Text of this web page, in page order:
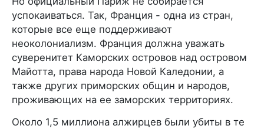
успокаиваться. Так, Франция - одна из стран,
которые все еще поддерживают
неоколониализм. Франция должна уважать
суверенитет Каморских островов над островом
Майотта, права народа Новой Каледонии, а
также других приморских общин и народов,
проживающих на ее заморских территориях.
Около 1,5 миллиона алжирцев были убиты в те